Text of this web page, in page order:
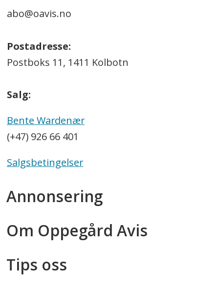
abo@oavis.no
Postadresse:
Postboks 11, 1411 Kolbotn
Salg:
Bente Wardenær
(+47) 926 66 401
Salgsbetingelser
Annonsering
Om Oppegård Avis
Tips oss